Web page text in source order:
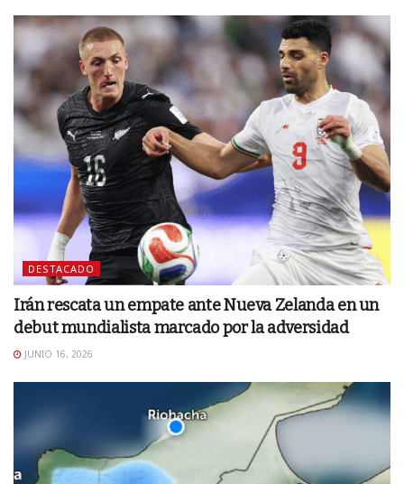
DESTACADO
Irán rescata un empate ante Nueva Zelanda en un
debut mundialista marcado por la adversidad
JUNIO 16, 2026